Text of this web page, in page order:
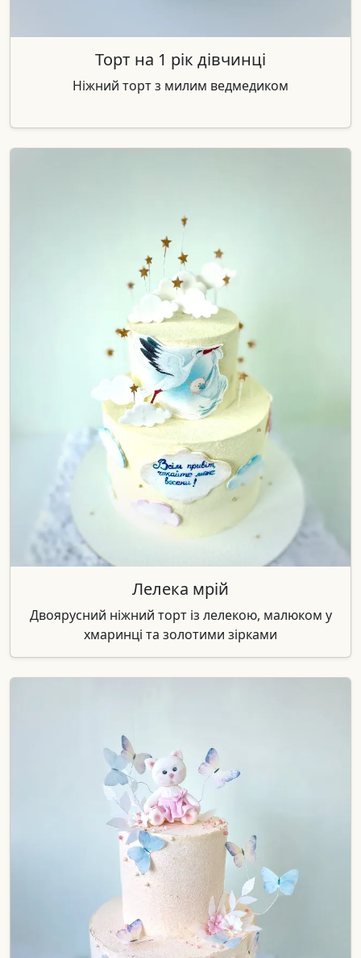
Торт на 1 рік дівчинці
Ніжний торт з милим ведмедиком
Лелека мрій
Двоярусний ніжний торт із лелекою, малюком у
хмаринці та золотими зірками